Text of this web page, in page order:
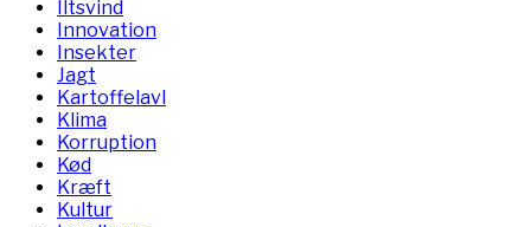
Iltsvind
Innovation
Insekter
Jagt
Kartoffelavl
Klima
Korruption
Kød
Kræft
Kultur